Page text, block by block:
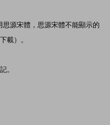
源宋體，思源宋體不能顯示的
載）。
。